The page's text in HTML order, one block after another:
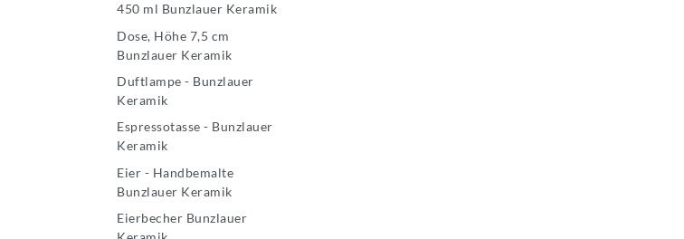
450 ml Bunzlauer Keramik
Dose, Höhe 7,5 cm
Bunzlauer Keramik
Duftlampe - Bunzlauer
Keramik
Espressotasse - Bunzlauer
Keramik
Eier - Handbemalte
Bunzlauer Keramik
Eierbecher Bunzlauer